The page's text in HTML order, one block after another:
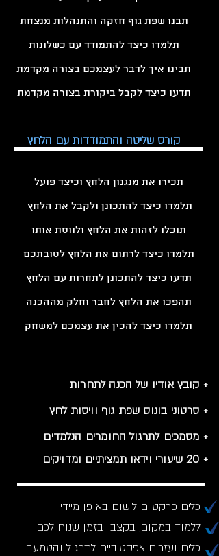
תבנו שפת גוף חזקה והתנהלות מנצחת
תלמדו כיצד להתמודד עם כשלונות
תבינו איך לדבר לעצמכם בצורה מקדמת
תדעו כיצד לקבל ביקורת בצורה מקדמת
קורס שליטה והתמודדות עם הלחץ
תכירו את מנגנון הלחץ וכיצד פועל
תלמדו כיצד להתכונן ולקבל את הלחץ
תוכלו לזהות את הלחץ ולווסת אותו
תלמדו כיצד לרתום את הלחץ לטובתכם
תדעו כיצד להתכונן לתחרות עם הלחץ
תהפכו את הלחץ לחבר וחלק מההכנה
תלמדו כיצד להכין את עצמכם למשחק
+ קובץ אודיו של הכנה לתחרות
+ סרטוני בונוס שפת גוף וויסות לחץ
+ מסמכים לתרגול החומרים הנלמדים
+ 20 שיעורי וידאו תמציתיים ומדויקים
כלים פרקטיים לישום באופן מיידי
ללמוד במקום, בקצב ובזמן שנוח לכם
כלים ועזרים אפקטיביים לתרגול והטמעה